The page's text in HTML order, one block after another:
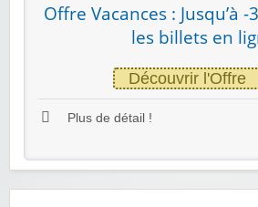
Offre Vacances : Jusqu’à
les billets en
Découvrir l'Offre
Plus de détail !